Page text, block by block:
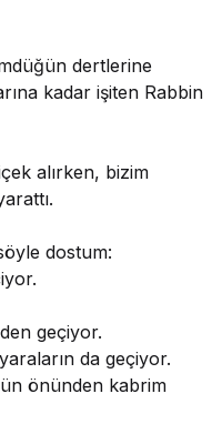
dertlerine
kadar işiten Rabbin
alırken, bizim
dostum:
geçiyor.
da geçiyor.
önünden kabrim